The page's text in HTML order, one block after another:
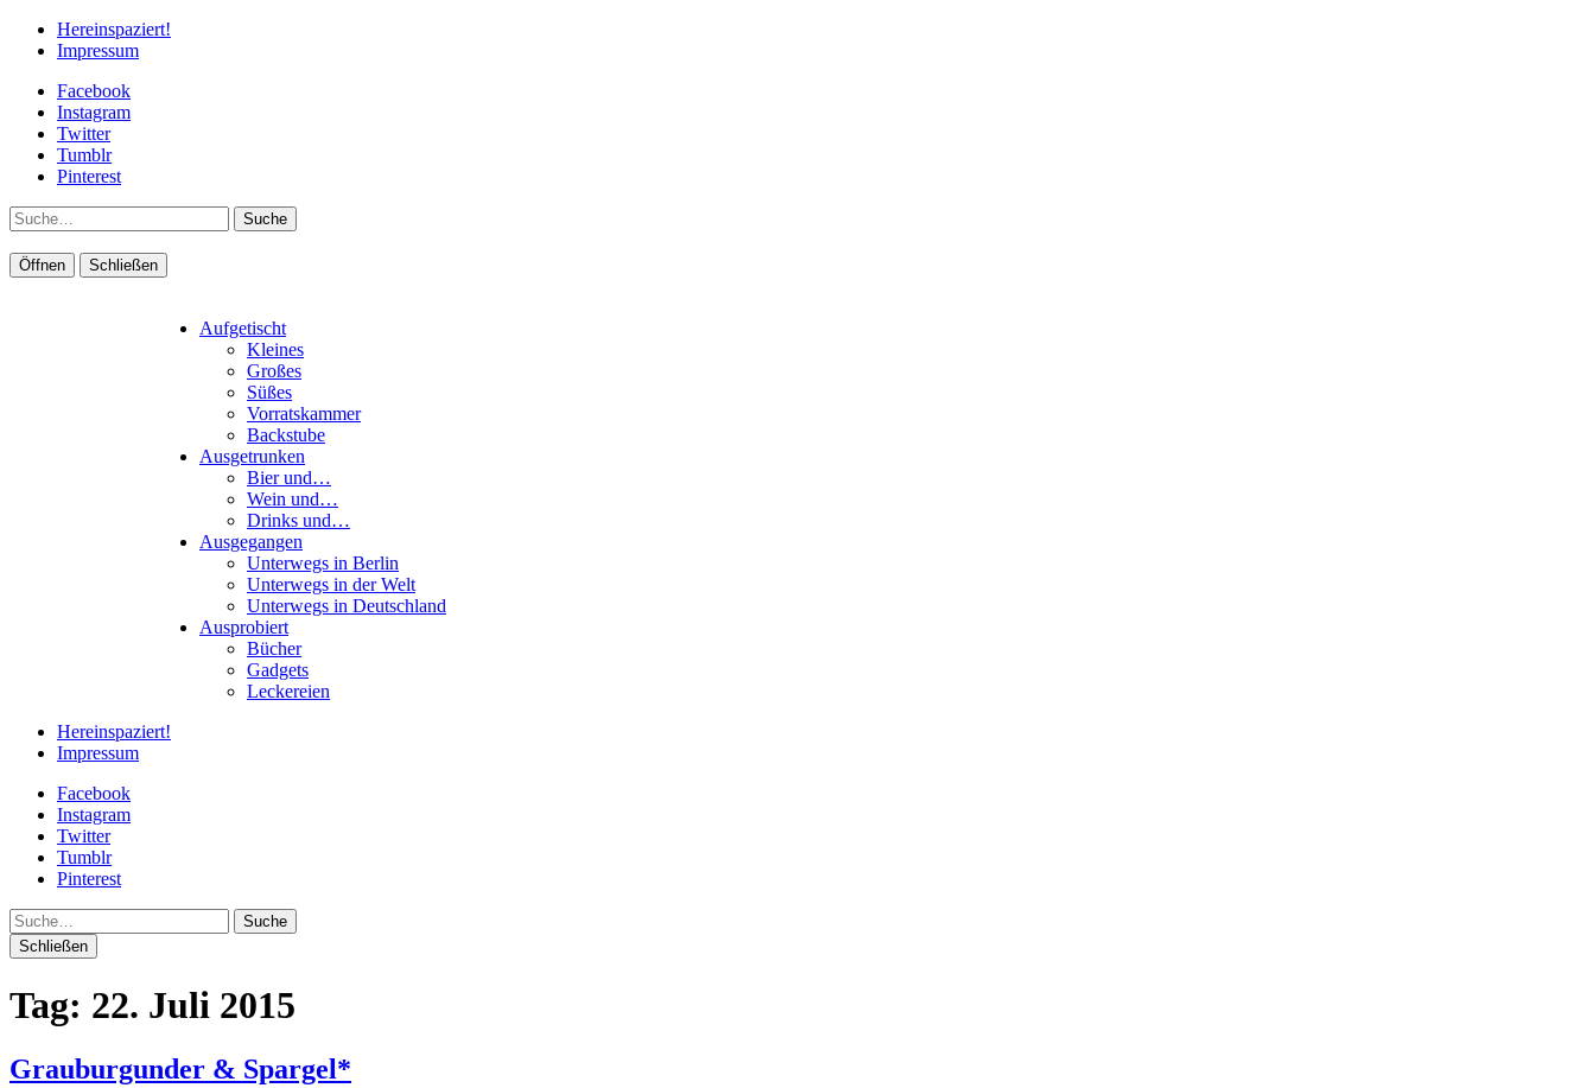
Hereinspaziert!
Impressum
Facebook
Instagram
Twitter
Tumblr
Pinterest
Suche
Öffnen Schließen
Aufgetischt
Kleines
Großes
Süßes
Vorratskammer
Backstube
Ausgetrunken
Bier und…
Wein und…
Drinks und…
Ausgegangen
Unterwegs in Berlin
Unterwegs in der Welt
Unterwegs in Deutschland
Ausprobiert
Bücher
Gadgets
Leckereien
Hereinspaziert!
Impressum
Facebook
Instagram
Twitter
Tumblr
Pinterest
Suche
Schließen
Tag: 22. Juli 2015
Grauburgunder & Spargel*